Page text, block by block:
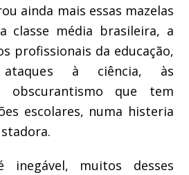
ainda mais essas mazelas
classe média brasileira, a
profissionais da educação,
s à ciência, às
obscurantismo que tem
escolares, numa histeria
inegável, muitos desses